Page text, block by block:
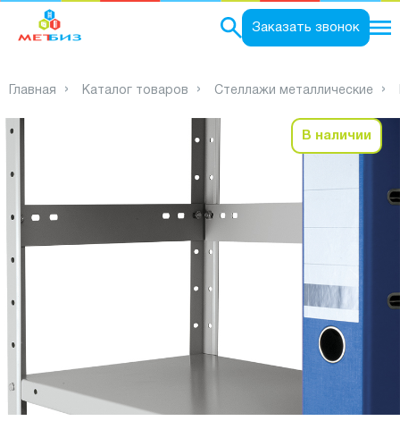
Заказать звонок
Главная Каталог товаров Стеллажи металлические
В наличии